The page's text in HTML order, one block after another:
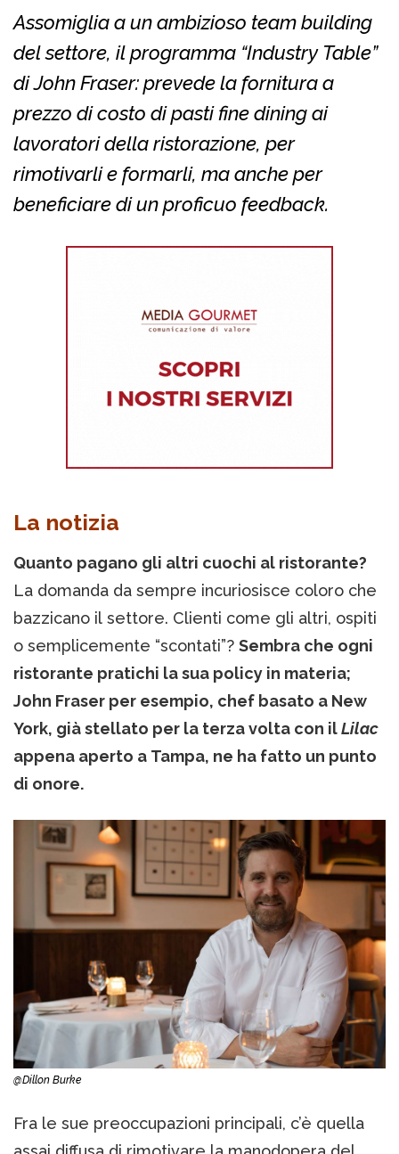
Assomiglia a un ambizioso team building
del settore, il programma “Industry Table”
di John Fraser: prevede la fornitura a
prezzo di costo di pasti fine dining ai
lavoratori della ristorazione, per
rimotivarli e formarli, ma anche per
beneficiare di un proficuo feedback.
La notizia
Quanto pagano gli altri cuochi al ristorante?
La domanda da sempre incuriosisce coloro che
bazzicano il settore. Clienti come gli altri, ospiti
o semplicemente “scontati”? Sembra che ogni
ristorante pratichi la sua policy in materia;
John Fraser per esempio, chef basato a New
York, già stellato per la terza volta con ilLilac
appena aperto a Tampa, ne ha fatto un punto
di onore.
@Dillon Burke
Fra le sue preoccupazioni principali, c’è quella